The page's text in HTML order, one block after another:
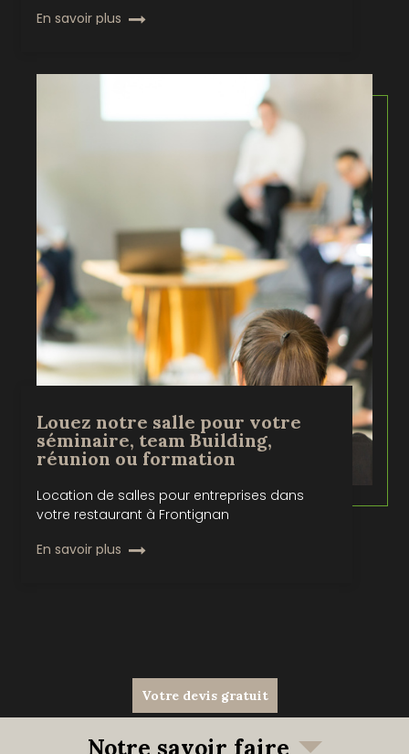
En savoir plus
Louez notre salle pour votre
séminaire, team Building,
réunion ou formation
Location de salles pour entreprises dans
votre restaurant à Frontignan
En savoir plus
Votre devis gratuit
Notre savoir faire